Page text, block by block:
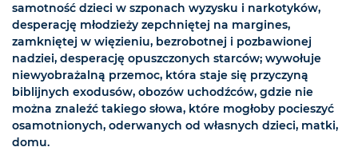
samotność dzieci w szponach wyzysku i narkotyków,
desperację młodzieży zepchniętej na margines,
zamkniętej w więzieniu, bezrobotnej i pozbawionej
nadziei, desperację opuszczonych starców; wywołuje
niewyobrażalną przemoc, która staje się przyczyną
biblijnych exodusów, obozów uchodźców, gdzie nie
można znaleźć takiego słowa, które mogłoby pocieszyć
osamotnionych, oderwanych od własnych dzieci, matki,
domu.